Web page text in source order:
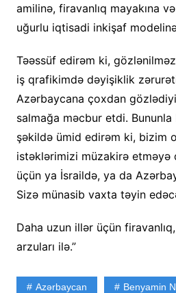
amilinə, firavanlıq mayakına
uğurlu iqtisadi inkişaf
Təəssüf edirəm ki,
iş qrafikimdə dəyişiklik
Azərbaycana çoxdan
salmağa məcbur etdi. Bununla
şəkildə ümid edirəm ki, bizim
istəklərimizi müzakirə etməyə
üçün ya İsraildə, ya da
Sizə münasib vaxta təyin
Daha uzun illər üçün
arzuları ilə.”
Azərbaycan Benyamin